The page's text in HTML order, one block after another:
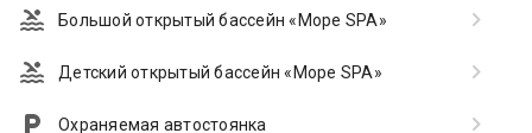
Большой открытый бассейн «Море SPA»
Детский открытый бассейн «Море SPA»
Охраняемая автостоянка